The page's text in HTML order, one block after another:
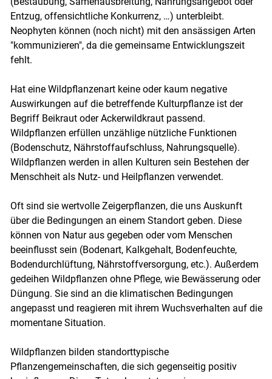
Entzug, offensichtliche Konkurrenz, …) unterbleibt.
Neophyten können (noch nicht) mit den ansässigen Arten
"kommunizieren", da die gemeinsame Entwicklungszeit
fehlt.
Hat eine Wildpflanzenart keine oder kaum negative
Auswirkungen auf die betreffende Kulturpflanze ist der
Begriff Beikraut oder Ackerwildkraut passend.
Wildpflanzen erfüllen unzählige nützliche Funktionen
(Bodenschutz, Nährstoffaufschluss, Nahrungsquelle).
Wildpflanzen werden in allen Kulturen sein Bestehen der
Menschheit als Nutz- und Heilpflanzen verwendet.
Oft sind sie wertvolle Zeigerpflanzen, die uns Auskunft
über die Bedingungen an einem Standort geben. Diese
können von Natur aus gegeben oder vom Menschen
beeinflusst sein (Bodenart, Kalkgehalt, Bodenfeuchte,
Bodendurchlüftung, Nährstoffversorgung, etc.). Außerdem
gedeihen Wildpflanzen ohne Pflege, wie Bewässerung oder
Düngung. Sie sind an die klimatischen Bedingungen
angepasst und reagieren mit ihrem Wuchsverhalten auf die
momentane Situation.
Wildpflanzen bilden standorttypische
Pflanzengemeinschaften, die sich gegenseitig positiv